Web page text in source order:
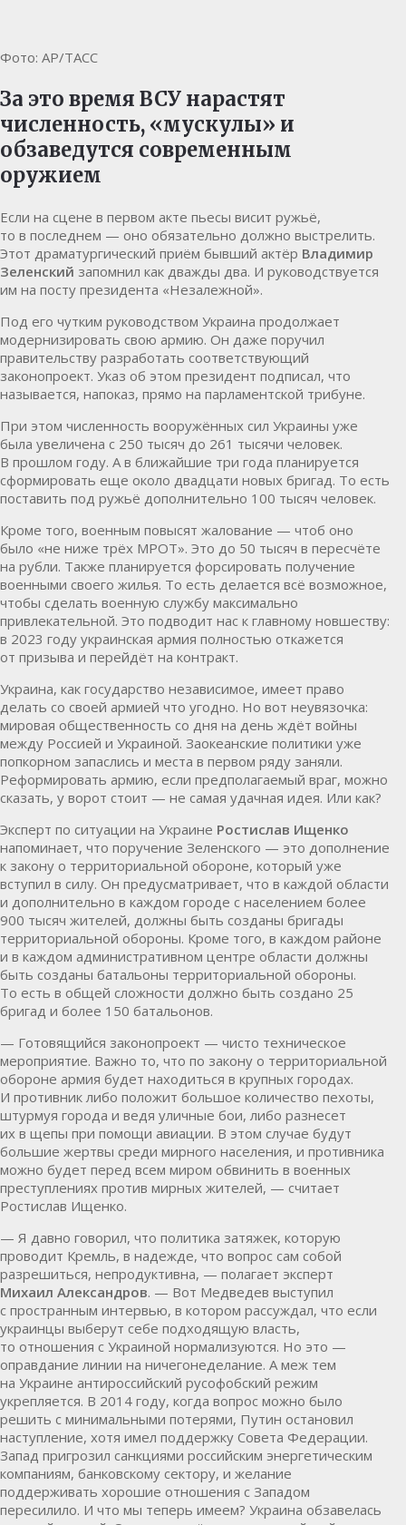
Фото: AP/TAСС
За это время ВСУ нарастят
численность, «мускулы» и
обзаведутся современным
оружием
Если на сцене в первом акте пьесы висит ружьё,
то в последнем — оно обязательно должно выстрелить.
Этот драматургический приём бывший актёр Владимир
Зеленский запомнил как дважды два. И руководствуется
им на посту президента «Незалежной».
Под его чутким руководством Украина продолжает
модернизировать свою армию. Он даже поручил
правительству разработать соответствующий
законопроект. Указ об этом президент подписал, что
называется, напоказ, прямо на парламентской трибуне.
При этом численность вооружённых сил Украины уже
была увеличена с 250 тысяч до 261 тысячи человек.
В прошлом году. А в ближайшие три года планируется
сформировать еще около двадцати новых бригад. То есть
поставить под ружьё дополнительно 100 тысяч человек.
Кроме того, военным повысят жалование — чтоб оно
было «не ниже трёх МРОТ». Это до 50 тысяч в пересчёте
на рубли. Также планируется форсировать получение
военными своего жилья. То есть делается всё возможное,
чтобы сделать военную службу максимально
привлекательной. Это подводит нас к главному новшеству:
в 2023 году украинская армия полностью откажется
от призыва и перейдёт на контракт.
Украина, как государство независимое, имеет право
делать со своей армией что угодно. Но вот неувязочка:
мировая общественность со дня на день ждёт войны
между Россией и Украиной. Заокеанские политики уже
попкорном запаслись и места в первом ряду заняли.
Реформировать армию, если предполагаемый враг, можно
сказать, у ворот стоит — не самая удачная идея. Или как?
Эксперт по ситуации на Украине Ростислав Ищенко
напоминает, что поручение Зеленского — это дополнение
к закону о территориальной обороне, который уже
вступил в силу. Он предусматривает, что в каждой области
и дополнительно в каждом городе с населением более
900 тысяч жителей, должны быть созданы бригады
территориальной обороны. Кроме того, в каждом районе
и в каждом административном центре области должны
быть созданы батальоны территориальной обороны.
То есть в общей сложности должно быть создано 25
бригад и более 150 батальонов.
— Готовящийся законопроект — чисто техническое
мероприятие. Важно то, что по закону о территориальной
обороне армия будет находиться в крупных городах.
И противник либо положит большое количество пехоты,
штурмуя города и ведя уличные бои, либо разнесет
их в щепы при помощи авиации. В этом случае будут
большие жертвы среди мирного населения, и противника
можно будет перед всем миром обвинить в военных
преступлениях против мирных жителей, — считает
Ростислав Ищенко.
— Я давно говорил, что политика затяжек, которую
проводит Кремль, в надежде, что вопрос сам собой
разрешиться, непродуктивна, — полагает эксперт
Михаил Александров. — Вот Медведев выступил
с пространным интервью, в котором рассуждал, что если
украинцы выберут себе подходящую власть,
то отношения с Украиной нормализуются. Но это —
оправдание линии на ничегонеделание. А меж тем
на Украине антироссийский русофобский режим
укрепляется. В 2014 году, когда вопрос можно было
решить с минимальными потерями, Путин остановил
наступление, хотя имел поддержку Совета Федерации.
Запад пригрозил санкциями российским энергетическим
компаниям, банковскому сектору, и желание
поддерживать хорошие отношения с Западом
пересилило. И что мы теперь имеем? Украина обзавелась